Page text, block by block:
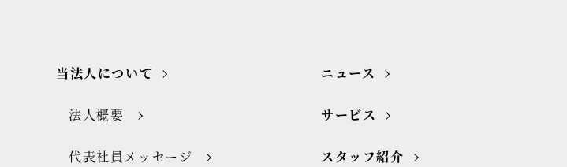
当法人について
法人概要
代表社員メッセージ
ニュース
サービス
スタッフ紹介